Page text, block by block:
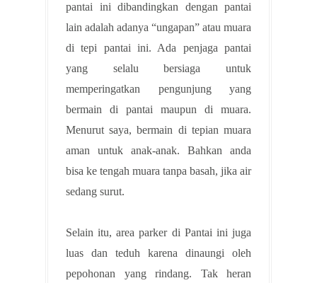
pantai ini dibandingkan dengan pantai
lain adalah adanya “ungapan” atau muara
di tepi pantai ini. Ada penjaga pantai
yang selalu bersiaga untuk
memperingatkan pengunjung yang
bermain di pantai maupun di muara.
Menurut saya, bermain di tepian muara
aman untuk anak-anak. Bahkan anda
bisa ke tengah muara tanpa basah, jika air
sedang surut.
Selain itu, area parker di Pantai ini juga
luas dan teduh karena dinaungi oleh
pepohonan yang rindang. Tak heran